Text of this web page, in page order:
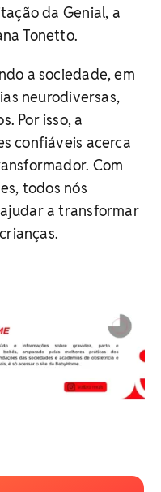
da Genial, a
Tonetto.
a sociedade, em
neurodiversas,
Por isso, a
confiáveis acerca
Com
todos nós
a transformar